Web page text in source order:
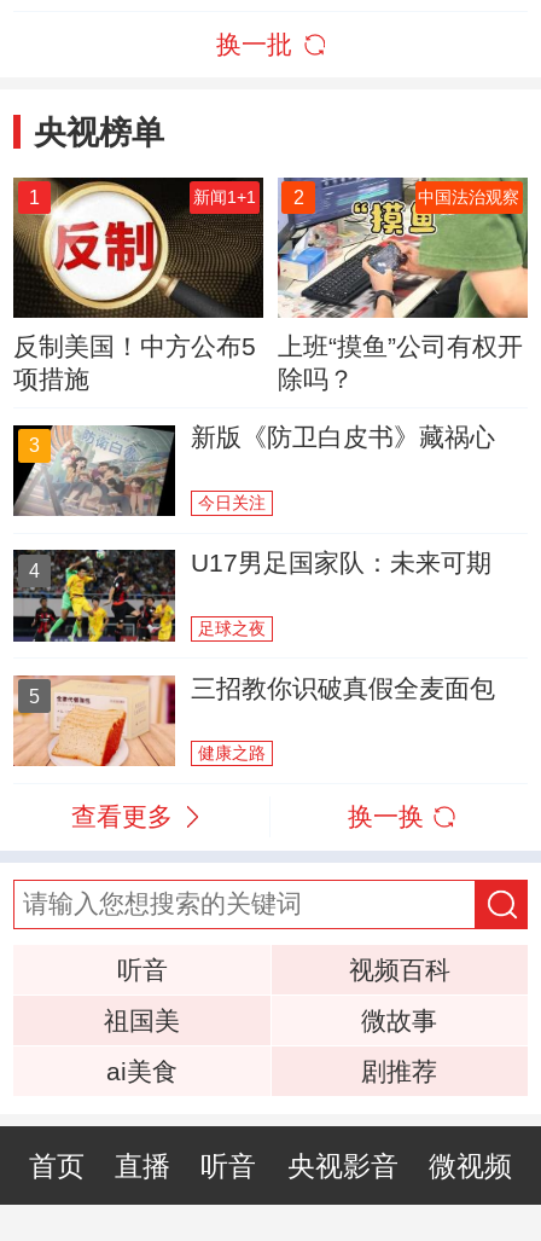
换一批
央视榜单
1 新闻1+1
反制美国！中方公布5
项措施
2 中国法治观察
上班“摸鱼”公司有权开
除吗？
3 新版《防卫白皮书》藏祸心
今日关注
4 U17男足国家队：未来可期
足球之夜
5 三招教你识破真假全麦面包
健康之路
查看更多 换一换
听音
视频百科
祖国美
微故事
ai美食
剧推荐
首页 直播 听音 央视影音 微视频